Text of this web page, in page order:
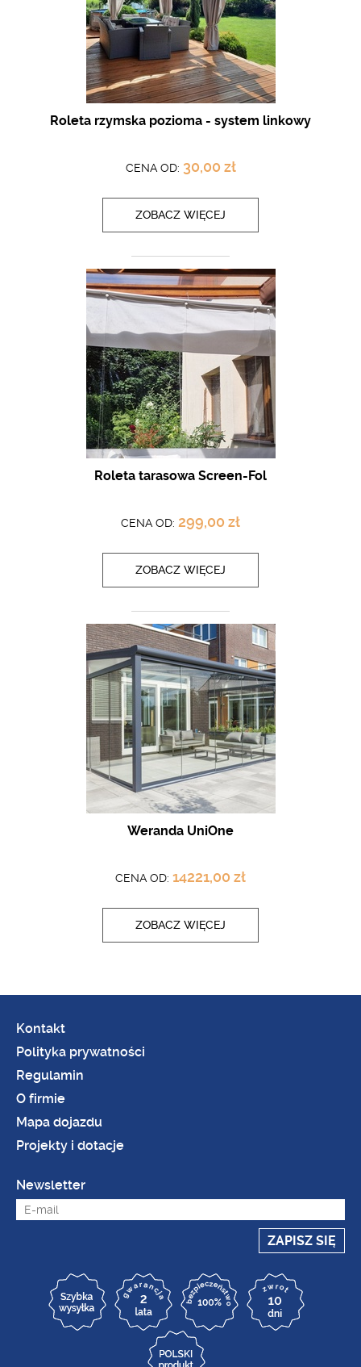
Roleta rzymska pozioma - system linkowy
CENA OD: 30,00 zł
ZOBACZ WIĘCEJ
Roleta tarasowa Screen-Fol
CENA OD: 299,00 zł
ZOBACZ WIĘCEJ
Weranda UniOne
CENA OD: 14221,00 zł
ZOBACZ WIĘCEJ
Kontakt
Polityka prywatności
Regulamin
O firmie
Mapa dojazdu
Projekty i dotacje
Newsletter